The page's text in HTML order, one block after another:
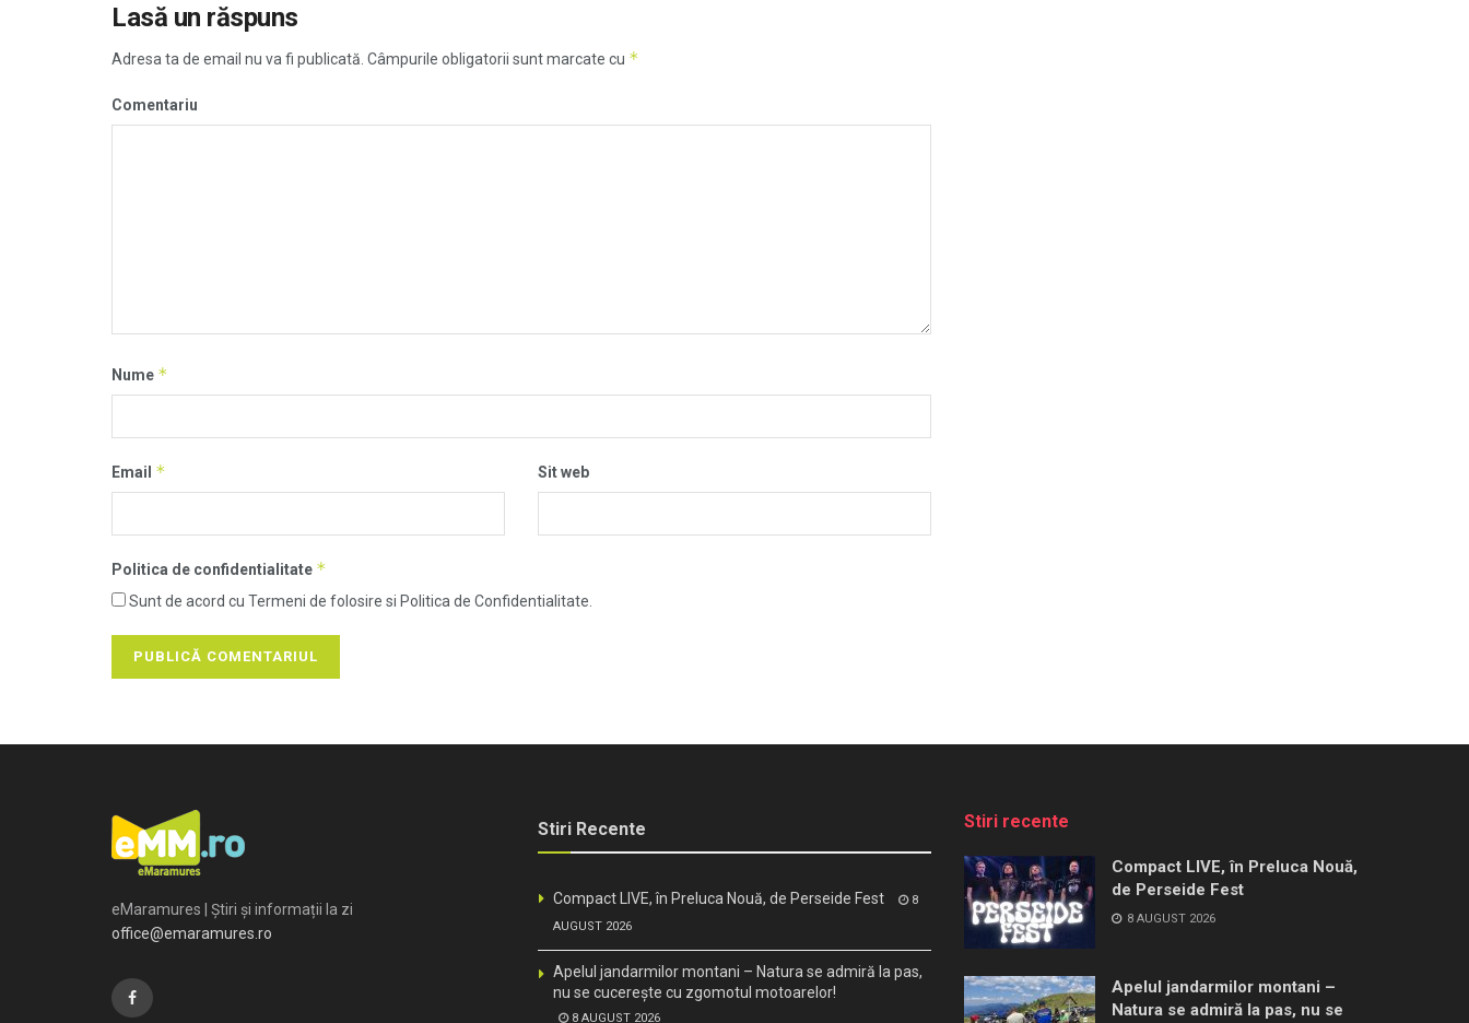
Lasă un răspuns
Adresa ta de email nu va fi publicată. Câmpurile obligatorii sunt marcate cu *
Comentariu
Nume *
Email * Sit web
Politica de confidentialitate *
Sunt de acord cu Termeni de folosire si Politica de Confidentialitate.
eMaramures | Știri și informații la zi
office@emaramures.ro
Stiri Recente
Compact LIVE, în Preluca Nouă, de Perseide Fest
8
AUGUST 2026
Apelul jandarmilor montani – Natura se admiră la pas,
nu se cucerește cu zgomotul motoarelor!
8 AUGUST 2026
Stiri recente
Compact LIVE, în Preluca Nouă,
de Perseide Fest
8 AUGUST 2026
Apelul jandarmilor montani –
Natura se admiră la pas, nu se